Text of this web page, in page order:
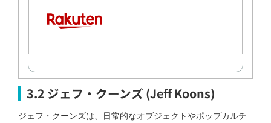
3.2 ジェフ・クーンズ (Jeff Koons)
ジェフ・クーンズは、日常的なオブジェクトやポップカルチ